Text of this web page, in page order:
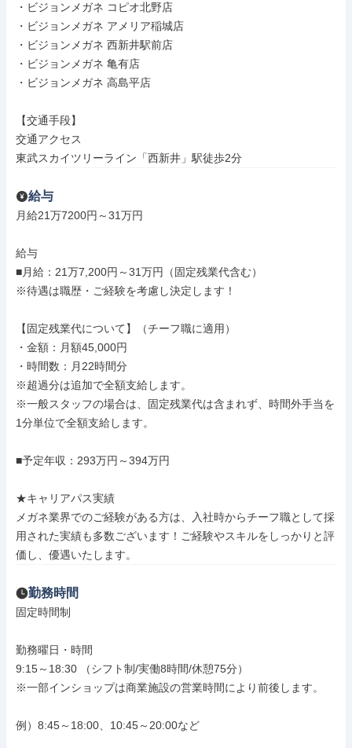
・ビジョンメガネ コピオ北野店
・ビジョンメガネ アメリア稲城店
・ビジョンメガネ 西新井駅前店
・ビジョンメガネ 亀有店
・ビジョンメガネ 高島平店
【交通手段】
交通アクセス
東武スカイツリーライン「西新井」駅徒歩2分
給与
月給21万7200円～31万円
給与
■月給：21万7,200円～31万円（固定残業代含む）
※待遇は職歴・ご経験を考慮し決定します！
【固定残業代について】（チーフ職に適用）
・金額：月額45,000円
・時間数：月22時間分
※超過分は追加で全額支給します。
※一般スタッフの場合は、固定残業代は含まれず、時間外手当を
1分単位で全額支給します。
■予定年収：293万円～394万円
★キャリアパス実績
メガネ業界でのご経験がある方は、入社時からチーフ職として採
用された実績も多数ございます！ご経験やスキルをしっかりと評
価し、優遇いたします。
勤務時間
固定時間制
勤務曜日・時間
9:15～18:30 （シフト制/実働8時間/休憩75分）
※一部インショップは商業施設の営業時間により前後します。
例）8:45～18:00、10:45～20:00など